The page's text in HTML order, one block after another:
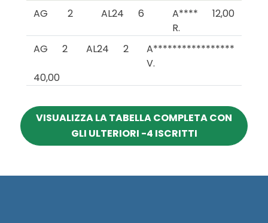
AG
2 AL24 6
A****
R.
12,00
AG 2 AL24 2
A*****************
V.
40,00
VISUALIZZA LA TABELLA COMPLETA CON
GLI ULTERIORI -4 ISCRITTI